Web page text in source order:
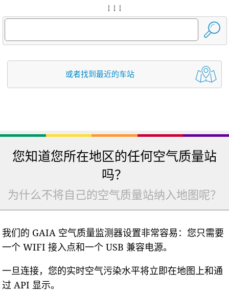
↓ ↓ ↓
或者找到最近的车站
您知道您所在地区的任何空气质量站
吗？
为什么不将自己的空气质量站纳入地图呢？
我们的 GAIA 空气质量监测器设置非常容易：您只需要
一个 WIFI 接入点和一个 USB 兼容电源。
一旦连接，您的实时空气污染水平将立即在地图上和通
过 API 显示。